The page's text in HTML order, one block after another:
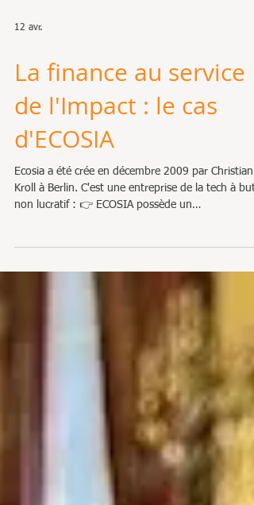
La finance au service
de l'Impact : le cas
d'ECOSIA
Kroll à Berlin. C'est une entreprise de la tech à but
qui utilise un modèle publicitaire classique… mais
Son modèle économique est celui d' un “profit for
purpose” : ses revenus sont issus de la publicité
(comme Google ou Bing) MAIS 100 % des
réinvestis dans des projets climatiques De